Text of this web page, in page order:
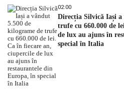
02:00
Direcția Silvică Iași
trufe cu 660.000 de
de lux au ajuns în
special în Italia